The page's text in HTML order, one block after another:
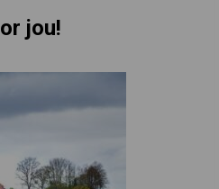
jou!